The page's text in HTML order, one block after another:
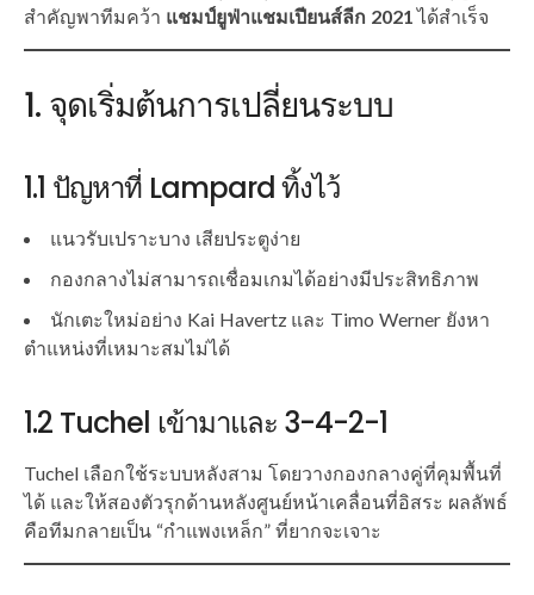
สำคัญพาทีมคว้า แชมป์ยูฟ่าแชมเปียนส์ลีก 2021ได้สำเร็จ
1. จุดเริ่มต้นการเปลี่ยนระบบ
1.1 ปัญหาที่ Lampard ทิ้งไว้
แนวรับเปราะบาง เสียประตูง่าย
กองกลางไม่สามารถเชื่อมเกมได้อย่างมีประสิทธิภาพ
นักเตะใหม่อย่าง Kai Havertz และ Timo Werner ยังหา
ตำแหน่งที่เหมาะสมไม่ได้
1.2 Tuchel เข้ามาและ 3-4-2-1
Tuchel เลือกใช้ระบบหลังสาม โดยวางกองกลางคู่ที่คุมพื้นที่
ได้ และให้สองตัวรุกด้านหลังศูนย์หน้าเคลื่อนที่อิสระ ผลลัพธ์
คือทีมกลายเป็น “กำแพงเหล็ก” ที่ยากจะเจาะ